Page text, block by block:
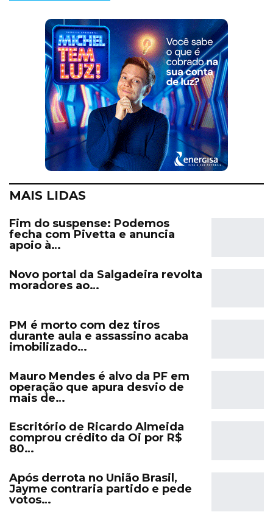
MAIS LIDAS
Fim do suspense: Podemos
fecha com Pivetta e anuncia
apoio à…
Novo portal da Salgadeira revolta
moradores ao…
PM é morto com dez tiros
durante aula e assassino acaba
imobilizado…
Mauro Mendes é alvo da PF em
operação que apura desvio de
mais de…
Escritório de Ricardo Almeida
comprou crédito da Oi por R$
80…
Após derrota no União Brasil,
Jayme contraria partido e pede
votos…